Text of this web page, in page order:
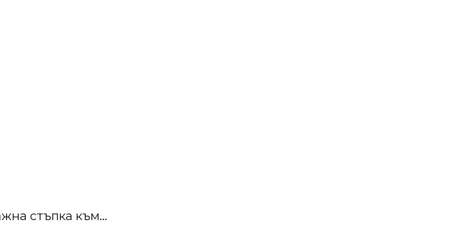
стъпка към...